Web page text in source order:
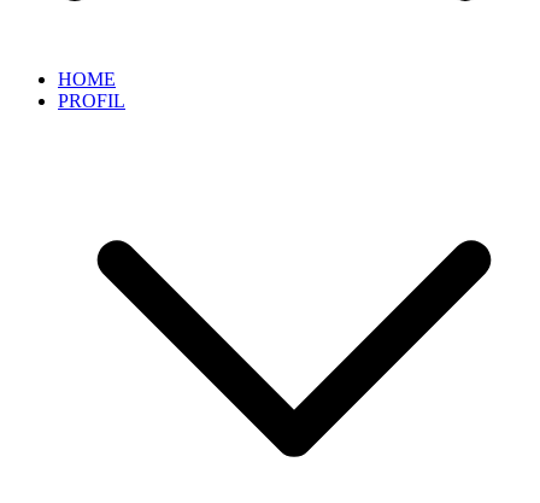
HOME
PROFIL